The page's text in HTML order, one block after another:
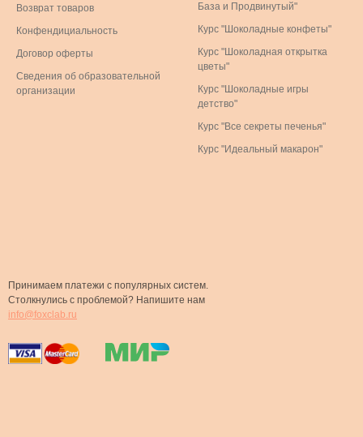
Возврат товаров
Конфендициальность
Договор оферты
Сведения об образовательной
организации
База и Продвинутый"
Курс "Шоколадные конфеты"
Курс "Шоколадная открытка
цветы"
Курс "Шоколадные игры
детство"
Курс "Все секреты печенья"
Курс "Идеальный макарон"
Принимаем платежи с популярных систем.
Столкнулись с проблемой? Напишите нам
info@foxclab.ru